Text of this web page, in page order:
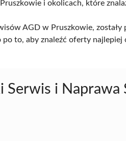
i okolicach, które
AGD w Pruszkowie, zostały
po to, aby znaleźć oferty
Serwis i Naprawa